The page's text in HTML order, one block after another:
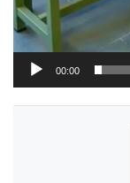
00:00